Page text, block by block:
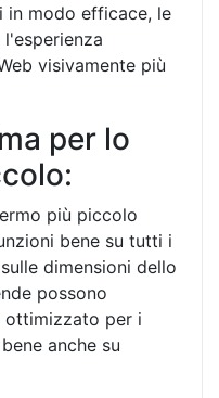
in modo efficace, le
visivamente più
per lo
più piccolo
bene su tutti i
dimensioni dello
possono
ottimizzato per i
anche su